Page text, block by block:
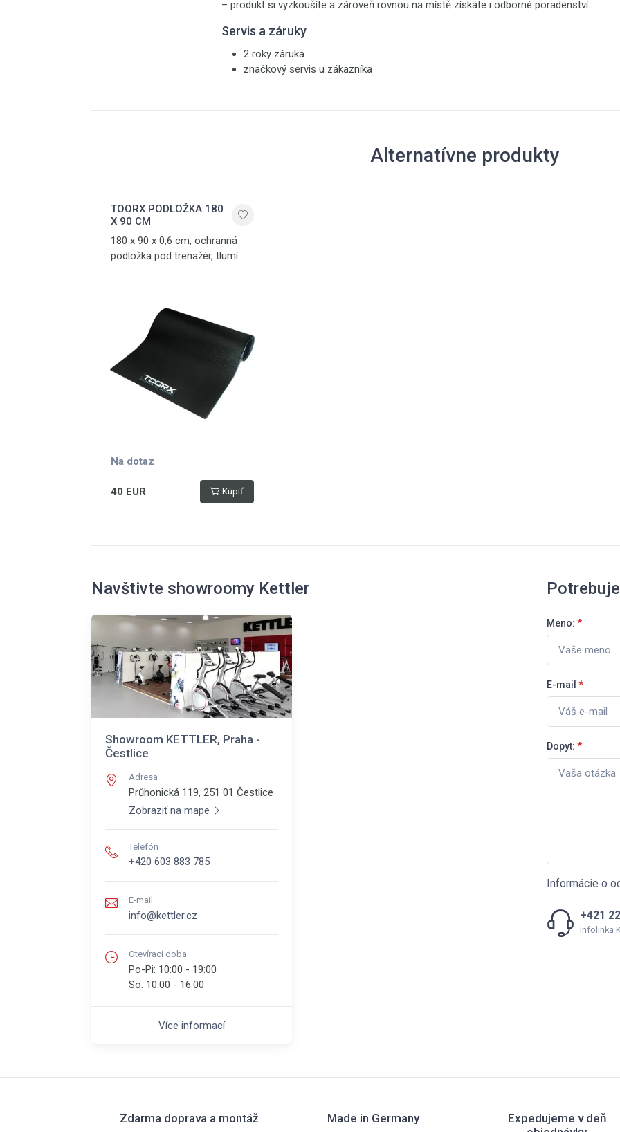
– produkt si vyzkoušíte a zároveň rovnou na místě získáte i odborné poradenství.
Servis a záruky
2 roky záruka
značkový servis u zákazníka
Alternatívne produkty
TOORX PODLOŽKA 180
X 90 CM
180 x 90 x 0,6 cm, ochranná
podložka pod trenažér, tlumí
Na dotaz
40 EUR Kúpiť
Navštivte showroomy Kettler
Showroom KETTLER, Praha -
Čestlice
Adresa
Průhonická 119, 251 01 Čestlice
Zobraziť na mape
Telefón
+420 603 883 785
E-mail
info@kettler.cz
Otevírací doba
Po-Pi: 10:00 - 19:00
So: 10:00 - 16:00
Více informací
Meno: *
E-mail *
Dopyt: *
Informácie o
+421
Infolinka
Zdarma doprava a montáž Made in Germany
Expedujeme v deň